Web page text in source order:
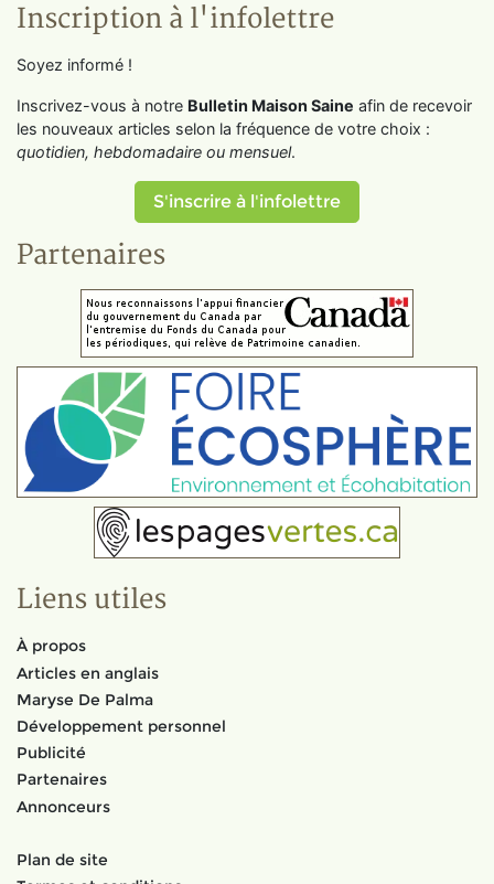
Inscription à l'infolettre
Soyez informé !
Inscrivez-vous à notre Bulletin Maison Saine afin de recevoir
les nouveaux articles selon la fréquence de votre choix :
quotidien, hebdomadaire ou mensuel.
S'inscrire à l'infolettre
Partenaires
Liens utiles
À propos
Articles en anglais
Maryse De Palma
Développement personnel
Publicité
Partenaires
Annonceurs
Plan de site